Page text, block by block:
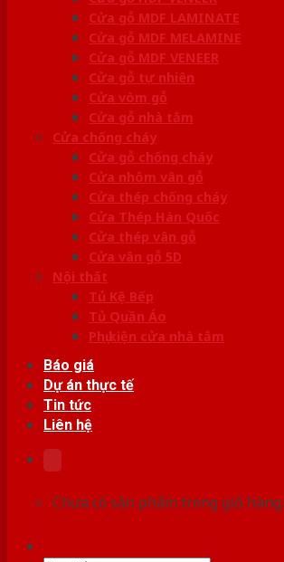
Cửa gỗ MDF LAMINATE
Cửa gỗ MDF MELAMINE
Cửa gỗ MDF VENEER
Cửa gỗ tự nhiên
Cửa vòm gỗ
Cửa gỗ nhà tắm
Cửa chống cháy
Cửa gỗ chống cháy
Cửa nhôm vân gỗ
Cửa thép chống cháy
Cửa Thép Hàn Quốc
Cửa thép vân gỗ
Cửa vân gỗ 5D
Nội thất
Tủ Kệ Bếp
Tủ Quần Áo
Phụ kiện cửa nhà tắm
Báo giá
Dự án thực tế
Tin tức
Liên hệ
Chưa có sản phẩm trong giỏ hàng.